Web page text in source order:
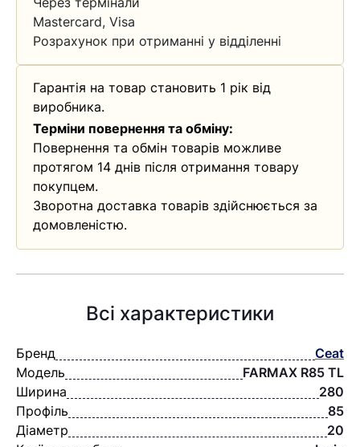
Mastercard, Visa
Розрахунок при отриманні у відділенні
Гарантія на товар становить 1 рік від
виробника.
Терміни повернення та обміну:
Повернення та обмін товарів можливе
протягом 14 днів після отримання товару
покупцем.
Зворотна доставка товарів здійснюється за
домовленістю.
Всі характеристики
Бренд
Ceat
Модель
FARMAX R85 TL
Ширина
280
Профіль
85
Діаметр
20